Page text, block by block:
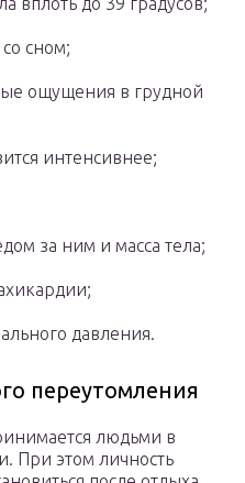
сном;
ощущения в грудной
интенсивнее;
за ним и масса тела;
давления.
переутомления
людьми в
При этом личность